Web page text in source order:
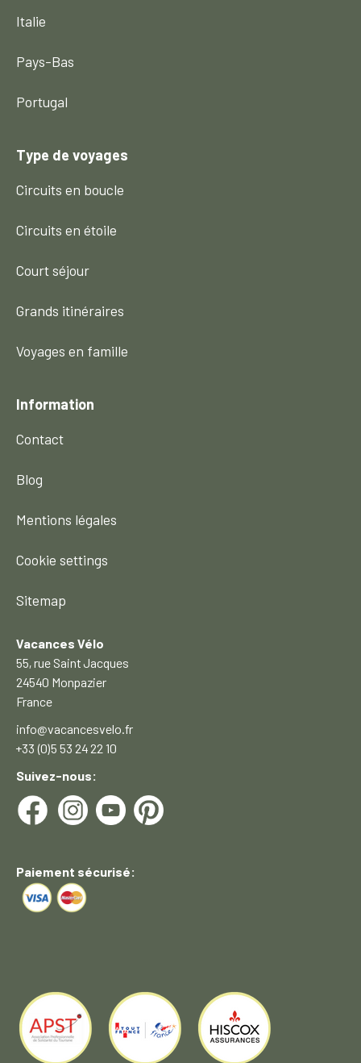
Italie
Pays-Bas
Portugal
Type de voyages
Circuits en boucle
Circuits en étoile
Court séjour
Grands itinéraires
Voyages en famille
Information
Contact
Blog
Mentions légales
Cookie settings
Sitemap
Vacances Vélo
55, rue Saint Jacques
24540 Monpazier
France
info@vacancesvelo.fr
+33 (0)5 53 24 22 10
Suivez-nous:
Paiement sécurisé: